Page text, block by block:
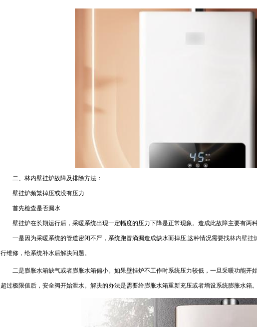
二、林内壁挂炉故障及排除方法：
壁挂炉频繁掉压或没有压力
首先检查是否漏水
壁挂炉在长期运行后，采暖系统出现一定幅度的压力下降是正常现象。造成此故障主要有两
一是因为采暖系统的管道密闭不严，系统跑冒滴漏造成缺水而掉压;这种情况需要找林内壁挂
行维修，给系统补水后解决问题。
二是膨胀水箱缺气或者膨胀水箱偏小。如果壁挂炉不工作时系统压力较低，一旦采暖功能开
超过极限值后，安全阀开始泄水。解决的办法是需要给膨胀水箱重新充压或者增设系统膨胀水箱